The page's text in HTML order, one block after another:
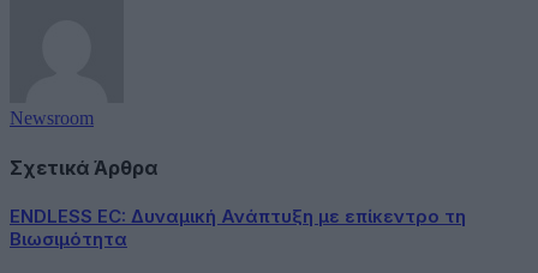
Newsroom
Σχετικά Άρθρα
ENDLESS EC: Δυναμική Ανάπτυξη με επίκεντρο τη
Βιωσιμότητα